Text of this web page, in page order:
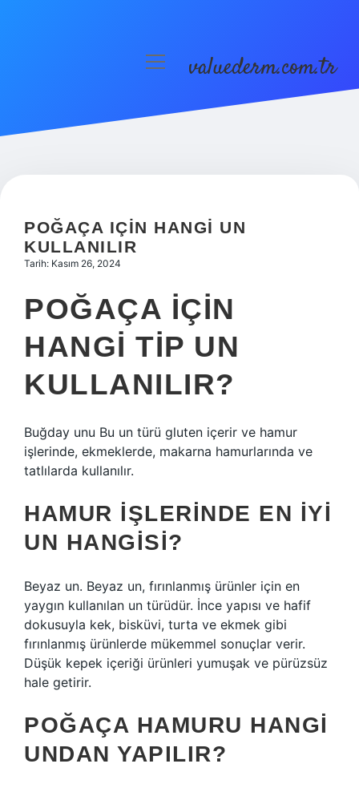
menüyüvaluederm.com.tr
POĞAÇA IÇIN HANGI UN
KULLANILIR
Tarih: Kasım 26, 2024
POĞAÇA IÇIN
HANGI TIP UN
KULLANILIR?
Buğday unu Bu un türü gluten içerir ve hamur
işlerinde, ekmeklerde, makarna hamurlarında ve
tatlılarda kullanılır.
HAMUR IŞLERINDE EN IYI
UN HANGISI?
Beyaz un. Beyaz un, fırınlanmış ürünler için en
yaygın kullanılan un türüdür. İnce yapısı ve hafif
dokusuyla kek, bisküvi, turta ve ekmek gibi
fırınlanmış ürünlerde mükemmel sonuçlar verir.
Düşük kepek içeriği ürünleri yumuşak ve pürüzsüz
hale getirir.
POĞAÇA HAMURU HANGI
UNDAN YAPILIR?